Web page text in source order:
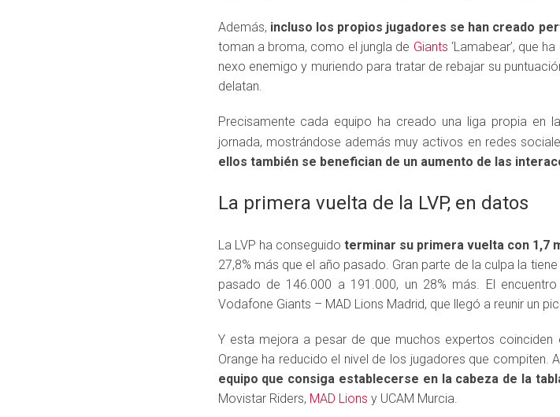
Además, incluso los propios jugadores se han creado
toman a broma, como el jungla de Giants ‘Lamabear’, que
nexo enemigo y muriendo para tratar de rebajar su
delatan.
Precisamente cada equipo ha creado una liga propia en
jornada, mostrándose además muy activos en redes
ellos también se benefician de un aumento de las
La primera vuelta de la LVP, en datos
La LVP ha conseguido terminar su primera vuelta con 1,7
27,8% más que el año pasado. Gran parte de la culpa la
pasado de 146.000 a 191.000, un 28% más. El
Vodafone Giants – MAD Lions Madrid, que llegó a reunir un
Y esta mejora a pesar de que muchos expertos coinciden
Orange ha reducido el nivel de los jugadores que compiten.
equipo que consiga establecerse en la cabeza de la
Movistar Riders, MAD Lions y UCAM Murcia.